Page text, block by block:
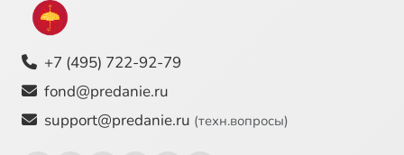
+7 (495) 722-92-79
fond@predanie.ru
support@predanie.ru (техн.вопросы)